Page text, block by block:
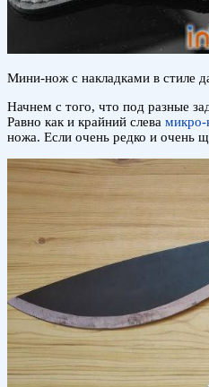
Мини-нож с накладками в стиле
Начнем с того, что под разные
Равно как и крайний слева микро-
ножа. Если очень редко и очень